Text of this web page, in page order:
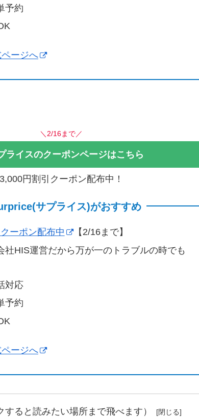
予約
ージへ
＼2/16まで／
ライスのクーポンページはこちら
3,000円割引クーポン配布中！
サプライス)がおすすめ
ーポン配布中
【2/16まで】
社HIS運営だから万が一のトラブルの時でも
対応
予約
ージへ
すると読みたい場所まで飛べます）